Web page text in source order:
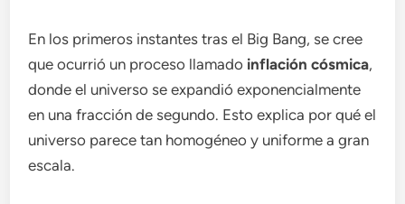
En los primeros instantes tras el Big Bang, se cree
que ocurrió un proceso llamado inflación cósmica,
donde el universo se expandió exponencialmente
en una fracción de segundo. Esto explica por qué el
universo parece tan homogéneo y uniforme a gran
escala.